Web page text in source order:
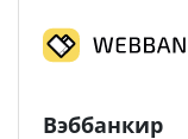
Вэббанкир